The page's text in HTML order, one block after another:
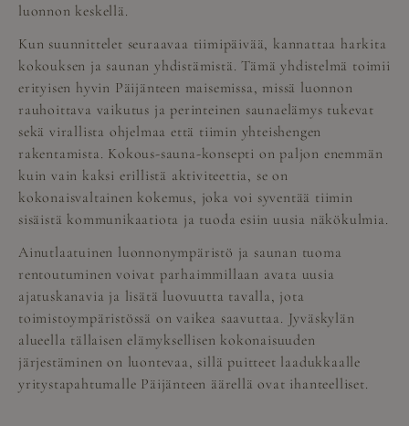
luonnon keskellä.
Kun suunnittelet seuraavaa tiimipäivää, kannattaa harkita
kokouksen ja saunan yhdistämistä. Tämä yhdistelmä toimii
erityisen hyvin Päijänteen maisemissa, missä luonnon
rauhoittava vaikutus ja perinteinen saunaelämys tukevat
sekä virallista ohjelmaa että tiimin yhteishengen
rakentamista. Kokous-sauna-konsepti on paljon enemmän
kuin vain kaksi erillistä aktiviteettia, se on
kokonaisvaltainen kokemus, joka voi syventää tiimin
sisäistä kommunikaatiota ja tuoda esiin uusia näkökulmia.
Ainutlaatuinen luonnonympäristö ja saunan tuoma
rentoutuminen voivat parhaimmillaan avata uusia
ajatuskanavia ja lisätä luovuutta tavalla, jota
toimistoympäristössä on vaikea saavuttaa. Jyväskylän
alueella tällaisen elämyksellisen kokonaisuuden
järjestäminen on luontevaa, sillä puitteet laadukkaalle
yritystapahtumalle Päijänteen äärellä ovat ihanteelliset.